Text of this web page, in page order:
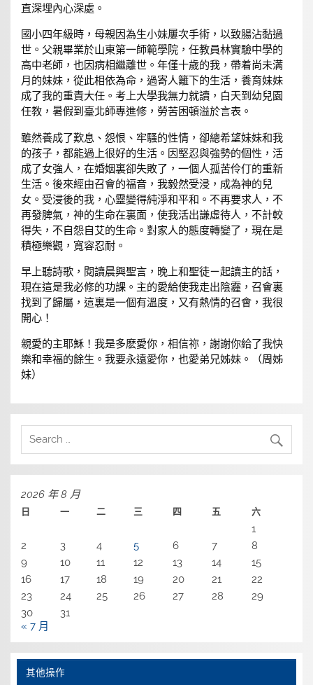
直深埋內心深處。
國小四年級時，母親因為生小妹屢次手術，以致腸沾黏過
世。父親畢業於山東第一師範學院，任教員林實驗中學的
高中老師，也因病相繼離世。年僅十歲的我，帶着尚未满
月的妹妹，從此相依為命，過寄人籬下的生活，養育妹妹
成了我的重責大任。考上大學我無力就讀，白天到幼兒園
任教，暑假到臺北師專進修，勞苦困頓溢於言表。
雖然養成了歎息、怨恨、牢騷的性情，卻總希望妹妹和我
的孩子，都能過上很好的生活。因堅忍與強勢的個性，活
成了女強人，在婚姻裏卻失敗了，一個人孤苦伶仃的重新
生活。後來經由召會的福音，我毅然受浸，成為神的兒
女。受浸後的我，心靈變得純淨和平和。不再要求人，不
再發脾氣，神的生命在裏面，使我活出謙虛待人，不計較
得失，不自怨自艾的生命。對家人的態度轉變了，現在是
積極樂觀，寬容忍耐。
早上聽詩歌，閱讀晨興聖言，晚上和聖徒ㄧ起讀主的話，
現在這是我必修的功課。主的愛給使我走出陰霾，召會裏
找到了歸屬，這裏是一個有溫度，又有熱情的召會，我很
開心！
親愛的主耶穌！我是多麽愛你，相信祢，謝謝你給了我快
樂和幸福的餘生。我要永遠愛你，也愛弟兄姊妹。（周姊
妹）
2026 年 8 月
日 一 二 三 四 五 六
1
2
3 4 5 6 7
8
9
10 11 12 13 14
15
16
17 18 19 20 21
22
23
24 25 26 27 28
29
30
31
« 7 月
其他操作